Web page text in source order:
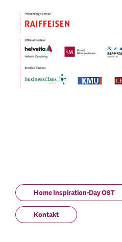
Home Inspiration-Day OST
Kontakt